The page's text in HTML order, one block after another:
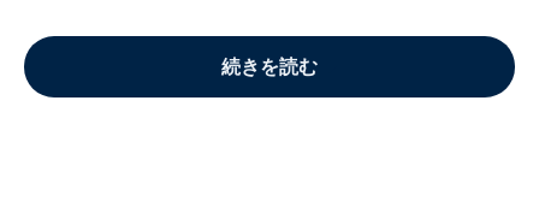
続きを読む